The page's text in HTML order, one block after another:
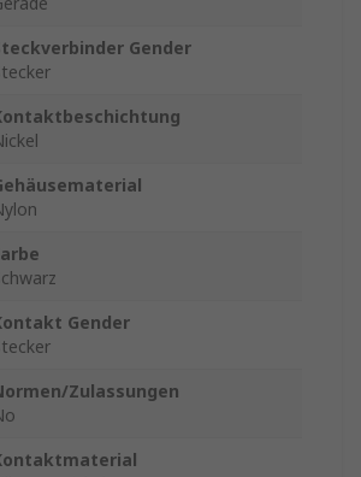
Gender
Gender
Zulassungen